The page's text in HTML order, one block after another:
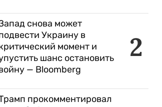
2
снова может
Украину в
момент и
шанс остановить
— Bloomberg
прокомментировал